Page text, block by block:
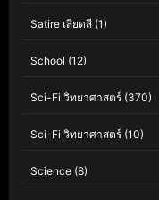
Satire เสียดสี (1)
School (12)
Sci-Fi วิทยาศาสตร์ (370)
Sci-Fi วิทยาศาสตร์ (10)
Science (8)